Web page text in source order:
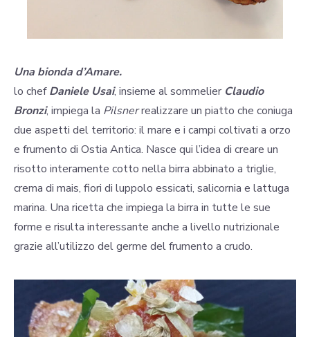
Una bionda d’Amare.
lo chefDaniele Usai, insieme al sommelier Claudio
Bronzi, impiega la Pilsnerrealizzare un piatto che coniuga
due aspetti del territorio: il mare e i campi coltivati a orzo
e frumento di Ostia Antica. Nasce qui l’idea di creare un
risotto interamente cotto nella birra abbinato a triglie,
crema di mais, fiori di luppolo essicati, salicornia e lattuga
marina. Una ricetta che impiega la birra in tutte le sue
forme e risulta interessante anche a livello nutrizionale
grazie all’utilizzo del germe del frumento a crudo.